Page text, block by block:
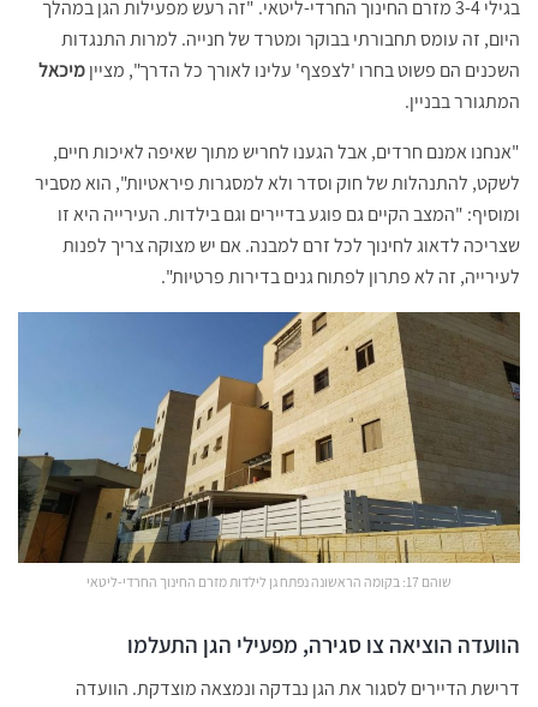
בגילי 3-4 מזרם החינוך החרדי-ליטאי. "זה רעש מפעילות הגן במהלך
היום, זה עומס תחבורתי בבוקר ומטרד של חנייה. למרות התנגדות
השכנים הם פשוט בחרו 'לצפצף' עלינו לאורך כל הדרך", מצייןמיכאל
המתגורר בבניין.
"אנחנו אמנם חרדים, אבל הגענו לחריש מתוך שאיפה לאיכות חיים,
לשקט, להתנהלות של חוק וסדר ולא למסגרות פיראטיות", הוא מסביר
ומוסיף: "המצב הקיים גם פוגע בדיירים וגם בילדות. העירייה היא זו
שצריכה לדאוג לחינוך לכל זרם למבנה. אם יש מצוקה צריך לפנות
לעירייה, זה לא פתרון לפתוח גנים בדירות פרטיות".
שוהם 17: בקומה הראשונה נפתח גן לילדות מזרם החינוך החרדי-ליטאי
הוועדה הוציאה צו סגירה, מפעילי הגן התעלמו
דרישת הדיירים לסגור את הגן נבדקה ונמצאה מוצדקת. הוועדה